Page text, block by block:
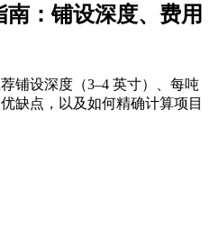
：铺设深度、费用
铺设深度（3–4 英寸）、每吨
缺点，以及如何精确计算项目